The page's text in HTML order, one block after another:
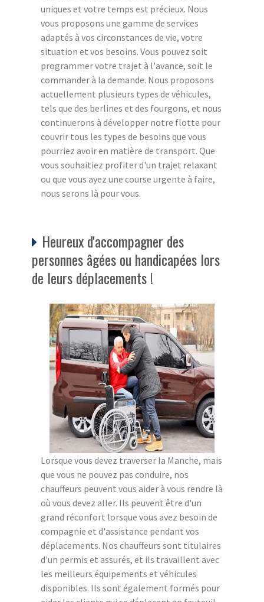
uniques et votre temps est précieux. Nous
vous proposons une gamme de services
adaptés à vos circonstances de vie, votre
situation et vos besoins. Vous pouvez soit
programmer votre trajet à l'avance, soit le
commander à la demande. Nous proposons
actuellement plusieurs types de véhicules,
tels que des berlines et des fourgons, et nous
continuerons à développer notre flotte pour
couvrir tous les types de besoins que vous
pourriez avoir en matière de transport. Que
vous souhaitiez profiter d'un trajet relaxant
ou que vous ayez une course urgente à faire,
nous serons là pour vous.
Heureux d'accompagner des
personnes âgées ou handicapées lors
de leurs déplacements !
Lorsque vous devez traverser la Manche, mais
que vous ne pouvez pas conduire, nos
chauffeurs peuvent vous aider à vous rendre là
où vous devez aller. Ils peuvent être d'un
grand réconfort lorsque vous avez besoin de
compagnie et d'assistance pendant vos
déplacements. Nos chauffeurs sont titulaires
d'un permis et assurés, et ils travaillent avec
les meilleurs équipements et véhicules
disponibles. Ils sont également formés pour